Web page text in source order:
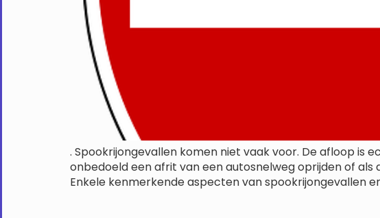
. Spookrijongevallen komen niet vaak voor. De afloop is
onbedoeld een afrit van een autosnelweg oprijden of
Enkele kenmerkende aspecten van spookrijongevallen